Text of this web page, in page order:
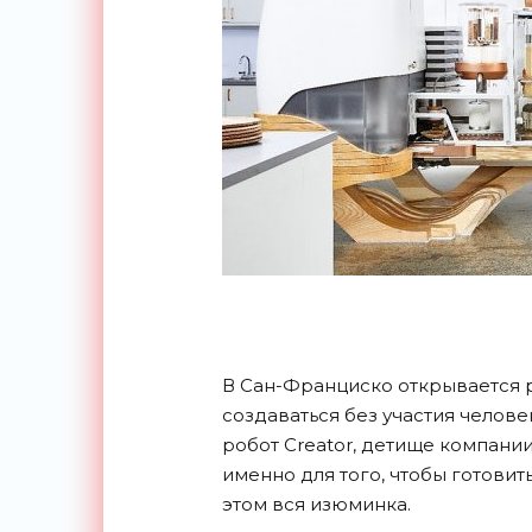
В Сан-Франциско
создаваться без участия
робот Creator, детище
именно для того, чтобы
этом вся изюминка.